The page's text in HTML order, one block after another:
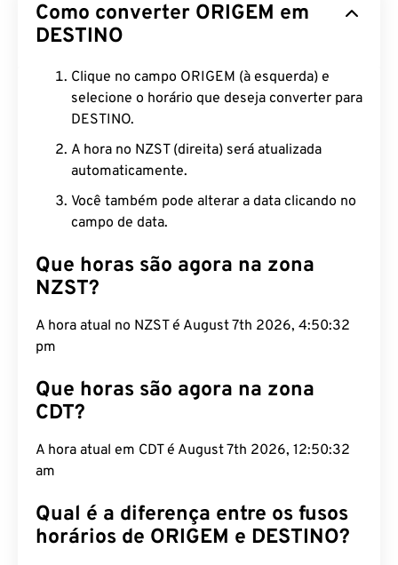
Como converter ORIGEM em
DESTINO
Clique no campo ORIGEM (à esquerda) e
selecione o horário que deseja converter para
DESTINO.
A hora no NZST (direita) será atualizada
automaticamente.
Você também pode alterar a data clicando no
campo de data.
Que horas são agora na zona
NZST?
A hora atual no NZST é August 7th 2026, 4:50:33
pm
Que horas são agora na zona
CDT?
A hora atual em CDT é August 7th 2026, 12:50:33
am
Qual é a diferença entre os fusos
horários de ORIGEM e DESTINO?